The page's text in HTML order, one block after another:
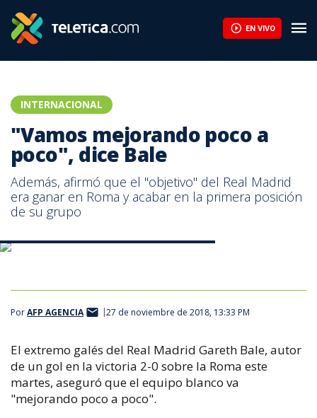
EN VIVO
INTERNACIONAL
"Vamos mejorando poco a
poco", dice Bale
Además, afirmó que el "objetivo" del Real Madrid
era ganar en Roma y acabar en la primera posición
de su grupo
PorAFP AGENCIA 27 de noviembre de 2018, 13:33 PM
El extremo galés del Real Madrid Gareth Bale, autor
de un gol en la victoria 2-0 sobre la Roma este
martes, aseguró que el equipo blanco va
"mejorando poco a poco".